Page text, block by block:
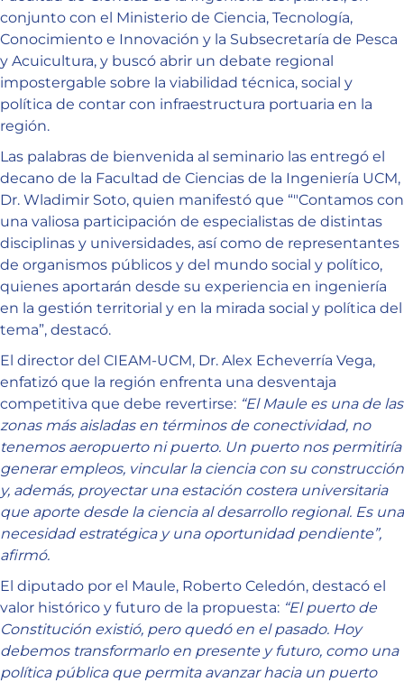
conjunto con el Ministerio de Ciencia, Tecnología,
Conocimiento e Innovación y la Subsecretaría de Pesca
y Acuicultura, y buscó abrir un debate regional
impostergable sobre la viabilidad técnica, social y
política de contar con infraestructura portuaria en la
región.
Las palabras de bienvenida al seminario las entregó el
decano de la Facultad de Ciencias de la Ingeniería UCM,
Dr. Wladimir Soto, quien manifestó que “"Contamos con
una valiosa participación de especialistas de distintas
disciplinas y universidades, así como de representantes
de organismos públicos y del mundo social y político,
quienes aportarán desde su experiencia en ingeniería
en la gestión territorial y en la mirada social y política del
tema”, destacó.
El director del CIEAM-UCM, Dr. Alex Echeverría Vega,
enfatizó que la región enfrenta una desventaja
competitiva que debe revertirse: “El Maule es una de las
zonas más aisladas en términos de conectividad, no
tenemos aeropuerto ni puerto. Un puerto nos permitiría
generar empleos, vincular la ciencia con su construcción
y, además, proyectar una estación costera universitaria
que aporte desde la ciencia al desarrollo regional. Es una
necesidad estratégica y una oportunidad pendiente”,
afirmó.
El diputado por el Maule, Roberto Celedón, destacó el
valor histórico y futuro de la propuesta: “El puerto de
Constitución existió, pero quedó en el pasado. Hoy
debemos transformarlo en presente y futuro, como una
política pública que permita avanzar hacia un puerto